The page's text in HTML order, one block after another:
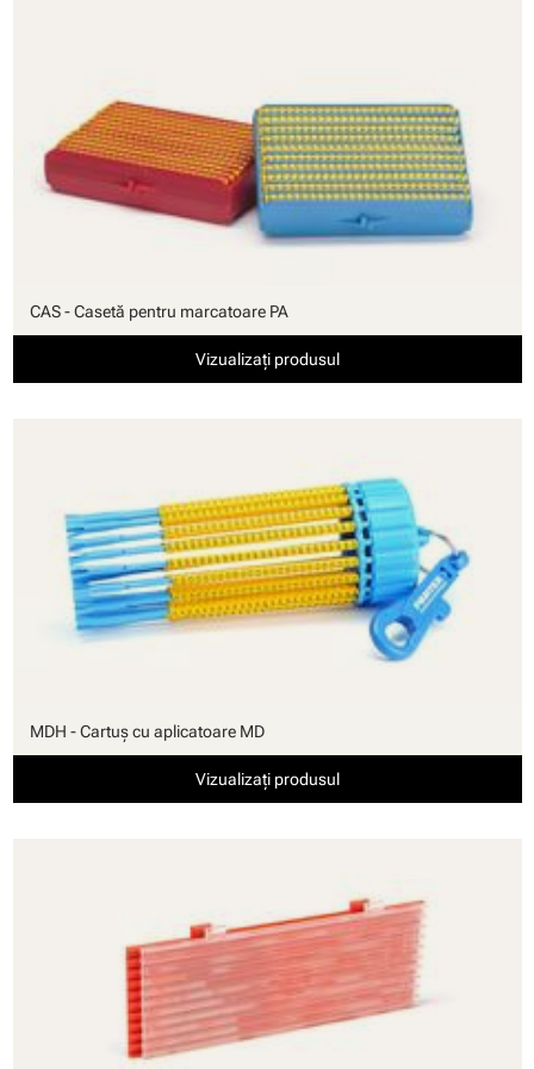
CAS - Casetă pentru marcatoare PA
Vizualizați produsul
MDH - Cartuş cu aplicatoare MD
Vizualizați produsul